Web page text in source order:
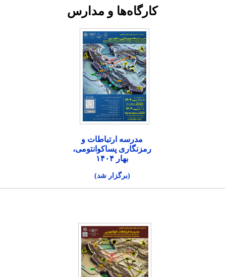
کارگاه‌ها و مدارس
مدرسه ارتباطات و
رمزنگاری پساکوانتومی،
بهار ۱۴۰۴
(برگزار شد)